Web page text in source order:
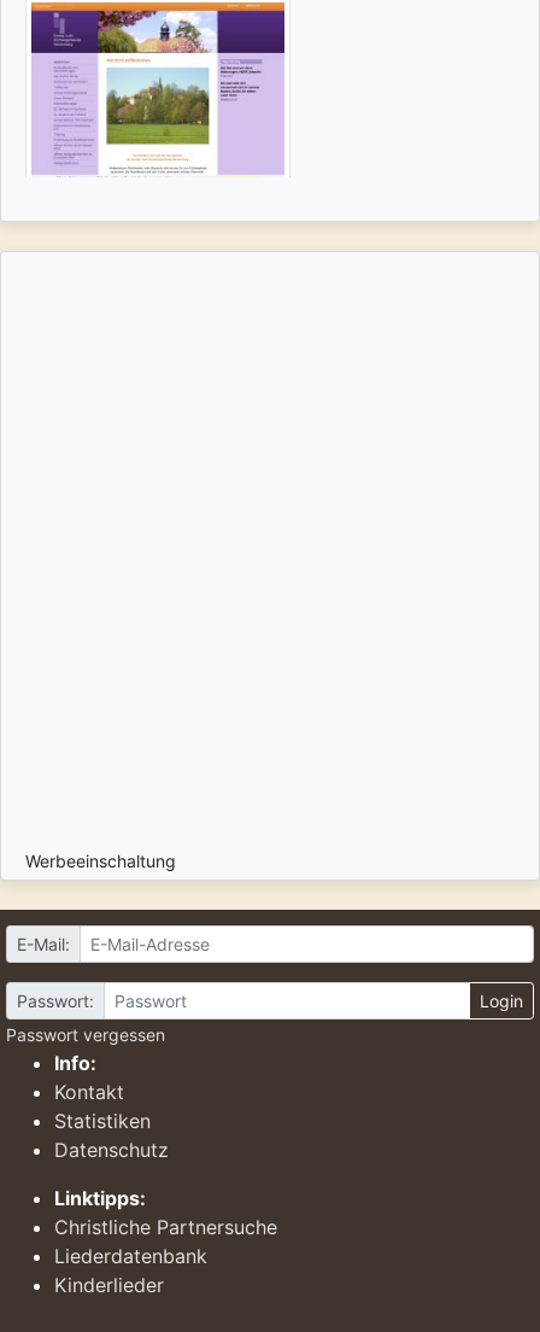
Werbeeinschaltung
E-Mail:
Passwort:
Login
Passwort vergessen
Info:
Kontakt
Statistiken
Datenschutz
Linktipps:
Christliche Partnersuche
Liederdatenbank
Kinderlieder